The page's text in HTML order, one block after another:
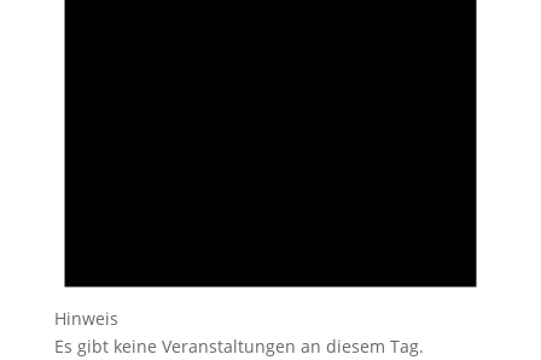
Hinweis
Es gibt keine Veranstaltungen an diesem Tag.